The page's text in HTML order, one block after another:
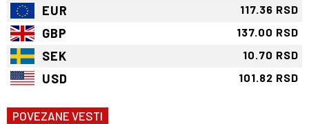
EUR 117.36 RSD
GBP 137.00 RSD
SEK 10.70 RSD
USD 101.82 RSD
POVEZANE VESTI